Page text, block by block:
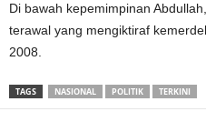
Di bawah kepemimpinan
terawal yang mengiktiraf
2008.
TAGS NASIONAL POLITIK TERKINI